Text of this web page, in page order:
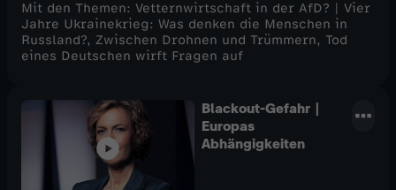
Mit den Themen: Vetternwirtschaft in der AfD? | Vier
Jahre Ukrainekrieg: Was denken die Menschen in
Russland?, Zwischen Drohnen und Trümmern, Tod
eines Deutschen wirft Fragen auf
Blackout-Gefahr |
Europas
Abhängigkeiten